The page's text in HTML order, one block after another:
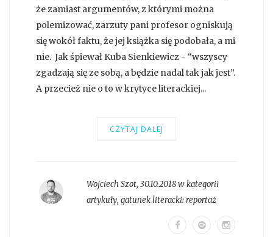
że zamiast argumentów, z którymi można
polemizować, zarzuty pani profesor ogniskują
się wokół faktu, że jej książka się podobała, a mi
nie. Jak śpiewał Kuba Sienkiewicz - “wszyscy
zgadzają się ze sobą, a będzie nadal tak jak jest”.
A przecież nie o to w krytyce literackiej...
CZYTAJ DALEJ
Wojciech Szot, 30.10.2018 w kategorii
artykuły, gatunek literacki:reportaż